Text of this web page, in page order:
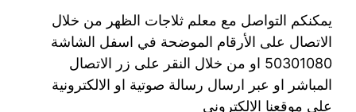
يمكنكم التواصل مع معلم ثلاجات الظهر من خلال
الاتصال على الأرقام الموضحة في اسفل الشاشة
50301080 او من خلال النقر على زر الاتصال
المباشر او عبر ارسال رسالة صوتية او الالكترونية
على موقعنا الالكتروني